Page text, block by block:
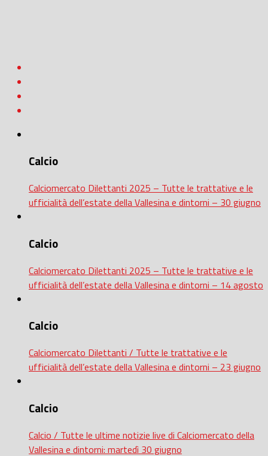
Calcio
Calciomercato Dilettanti 2025 – Tutte le trattative e le
ufficialità dell’estate della Vallesina e dintorni – 30 giugno
Calcio
Calciomercato Dilettanti 2025 – Tutte le trattative e le
ufficialità dell’estate della Vallesina e dintorni – 14 agosto
Calcio
Calciomercato Dilettanti / Tutte le trattative e le
ufficialità dell’estate della Vallesina e dintorni – 23 giugno
Calcio
Calcio / Tutte le ultime notizie live di Calciomercato della
Vallesina e dintorni: martedì 30 giugno